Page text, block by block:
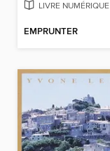
LIVRE NUMÉRIQUE
EMPRUNTER